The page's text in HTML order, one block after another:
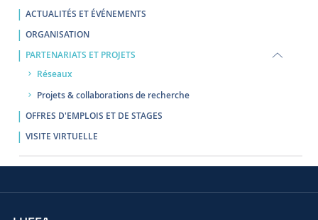
ACTUALITÉS ET ÉVÉNEMENTS
ORGANISATION
PARTENARIATS ET PROJETS
Réseaux
Projets & collaborations de recherche
OFFRES D'EMPLOIS ET DE STAGES
VISITE VIRTUELLE